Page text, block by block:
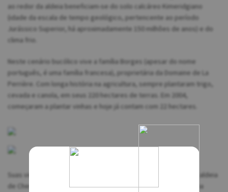
ao redor da aldeia beneficiam-se do solo calcáreo Kimeridgiano
(idade da escala de tempo geológico, pertencente ao período
Jurássico Superior, há aproximadamente 150 milhões de anos) e do
clima frio.
Neste cenário bucólico vive a família Borges (apesar do nome
português, é uma família francesa), proprietária da Domaine de La
Perrière. Com longa história na agricultura, sempre plantaram trigo,
cevada e canola, em seus 220 hectares de terras. Em 2004,
começaram a plantar vinhas e hoje já contam com 22 hectares.
Suas vinhas estão localizadas em um raio de 20km ao redor da aldeia
de Chemilly sur Serein. Inicialmente, venderam as uvas para uma